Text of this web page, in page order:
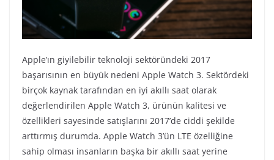
Apple’ın giyilebilir teknoloji sektöründeki 2017
başarısının en büyük nedeni Apple Watch 3. Sektördeki
birçok kaynak tarafından en iyi akıllı saat olarak
değerlendirilen Apple Watch 3, ürünün kalitesi ve
özellikleri sayesinde satışlarını 2017’de ciddi şekilde
arttırmış durumda. Apple Watch 3’ün LTE özelliğine
sahip olması insanların başka bir akıllı saat yerine